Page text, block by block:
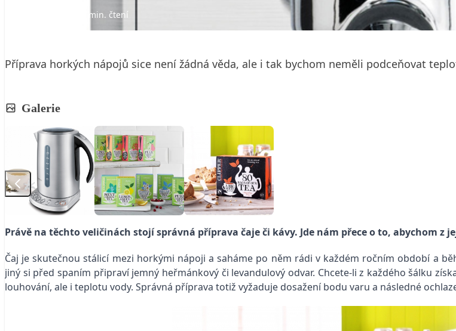
4 min. čtení
Příprava horkých nápojů sice není žádná věda, ale i tak bychom neměli podceňovat
Galerie
Právě na těchto veličinách stojí správná příprava čaje či kávy. Jde nám přece o to, abychom
Čaj je skutečnou stálicí mezi horkými nápoji a saháme po něm rádi v každém ročním období a
jiný si před spaním připraví jemný heřmánkový či levandulový odvar. Chcete-li z každého šálku
louhování, ale i teplotu vody. Správná příprava totiž vyžaduje dosažení bodu varu a následné